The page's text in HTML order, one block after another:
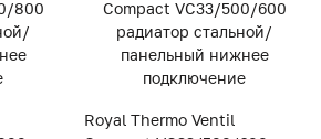
Royal Thermo Ventil